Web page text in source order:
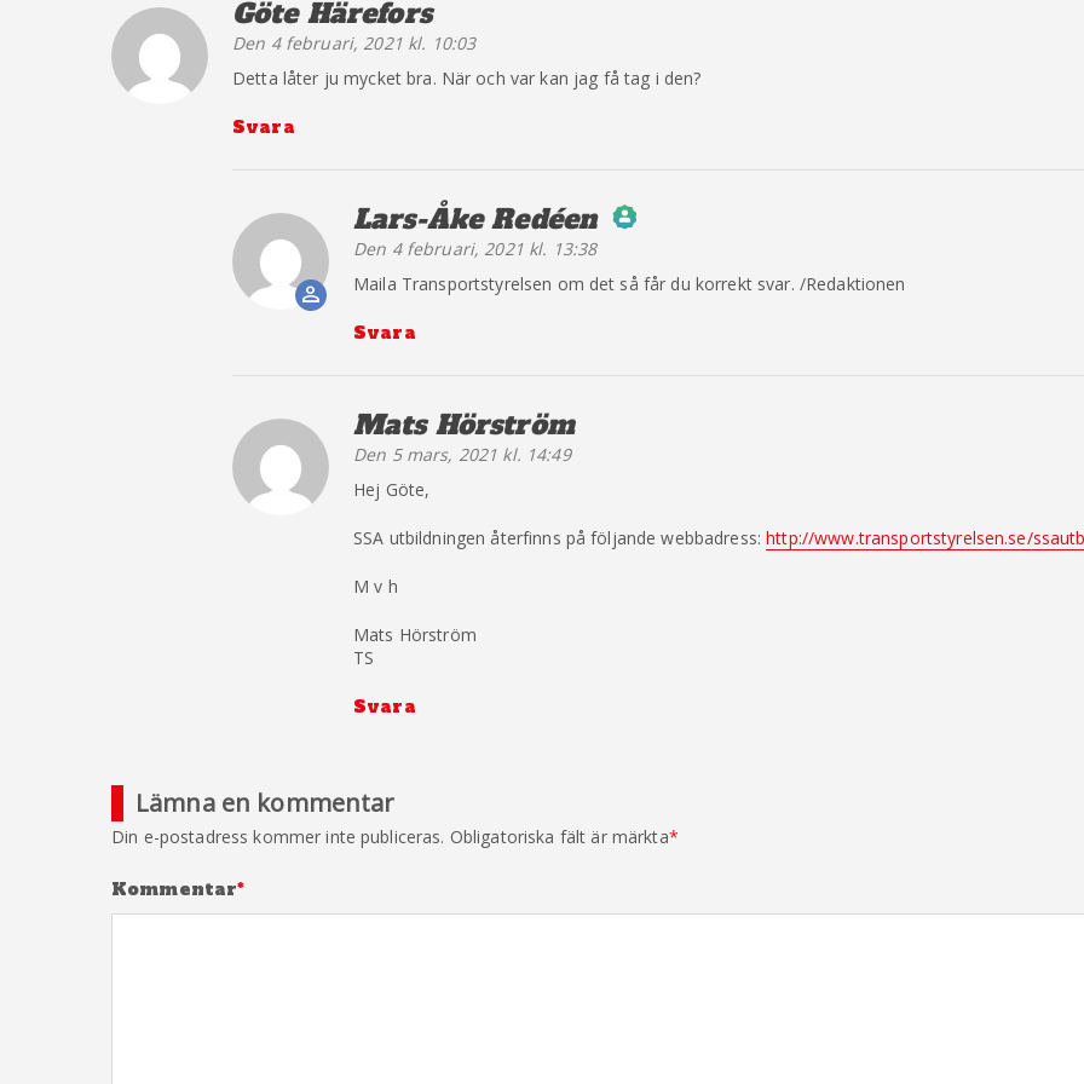
Göte Häreforssäger:
Den 4 februari, 2021 kl. 10:03
Detta låter ju mycket bra. När och var kan jag få tag i den?
Svara
Lars-Åke Redéen säger:
The Real Person Badge!
Anti-Spam by CleanTalk
Den 4 februari, 2021 kl. 13:38
Maila Transportstyrelsen om det så får du korrekt svar. /Redaktionen
Svara
Mats Hörströmsäger:
Den 5 mars, 2021 kl. 14:49
Hej Göte,
SSA utbildningen återfinns på följande webbadress:http://www.transportstyrelsen.se/
M v h
Mats Hörström
TS
Svara
Lämna en kommentar
Din e-postadress kommer inte publiceras. Obligatoriska fält är märkta*
Kommentar*